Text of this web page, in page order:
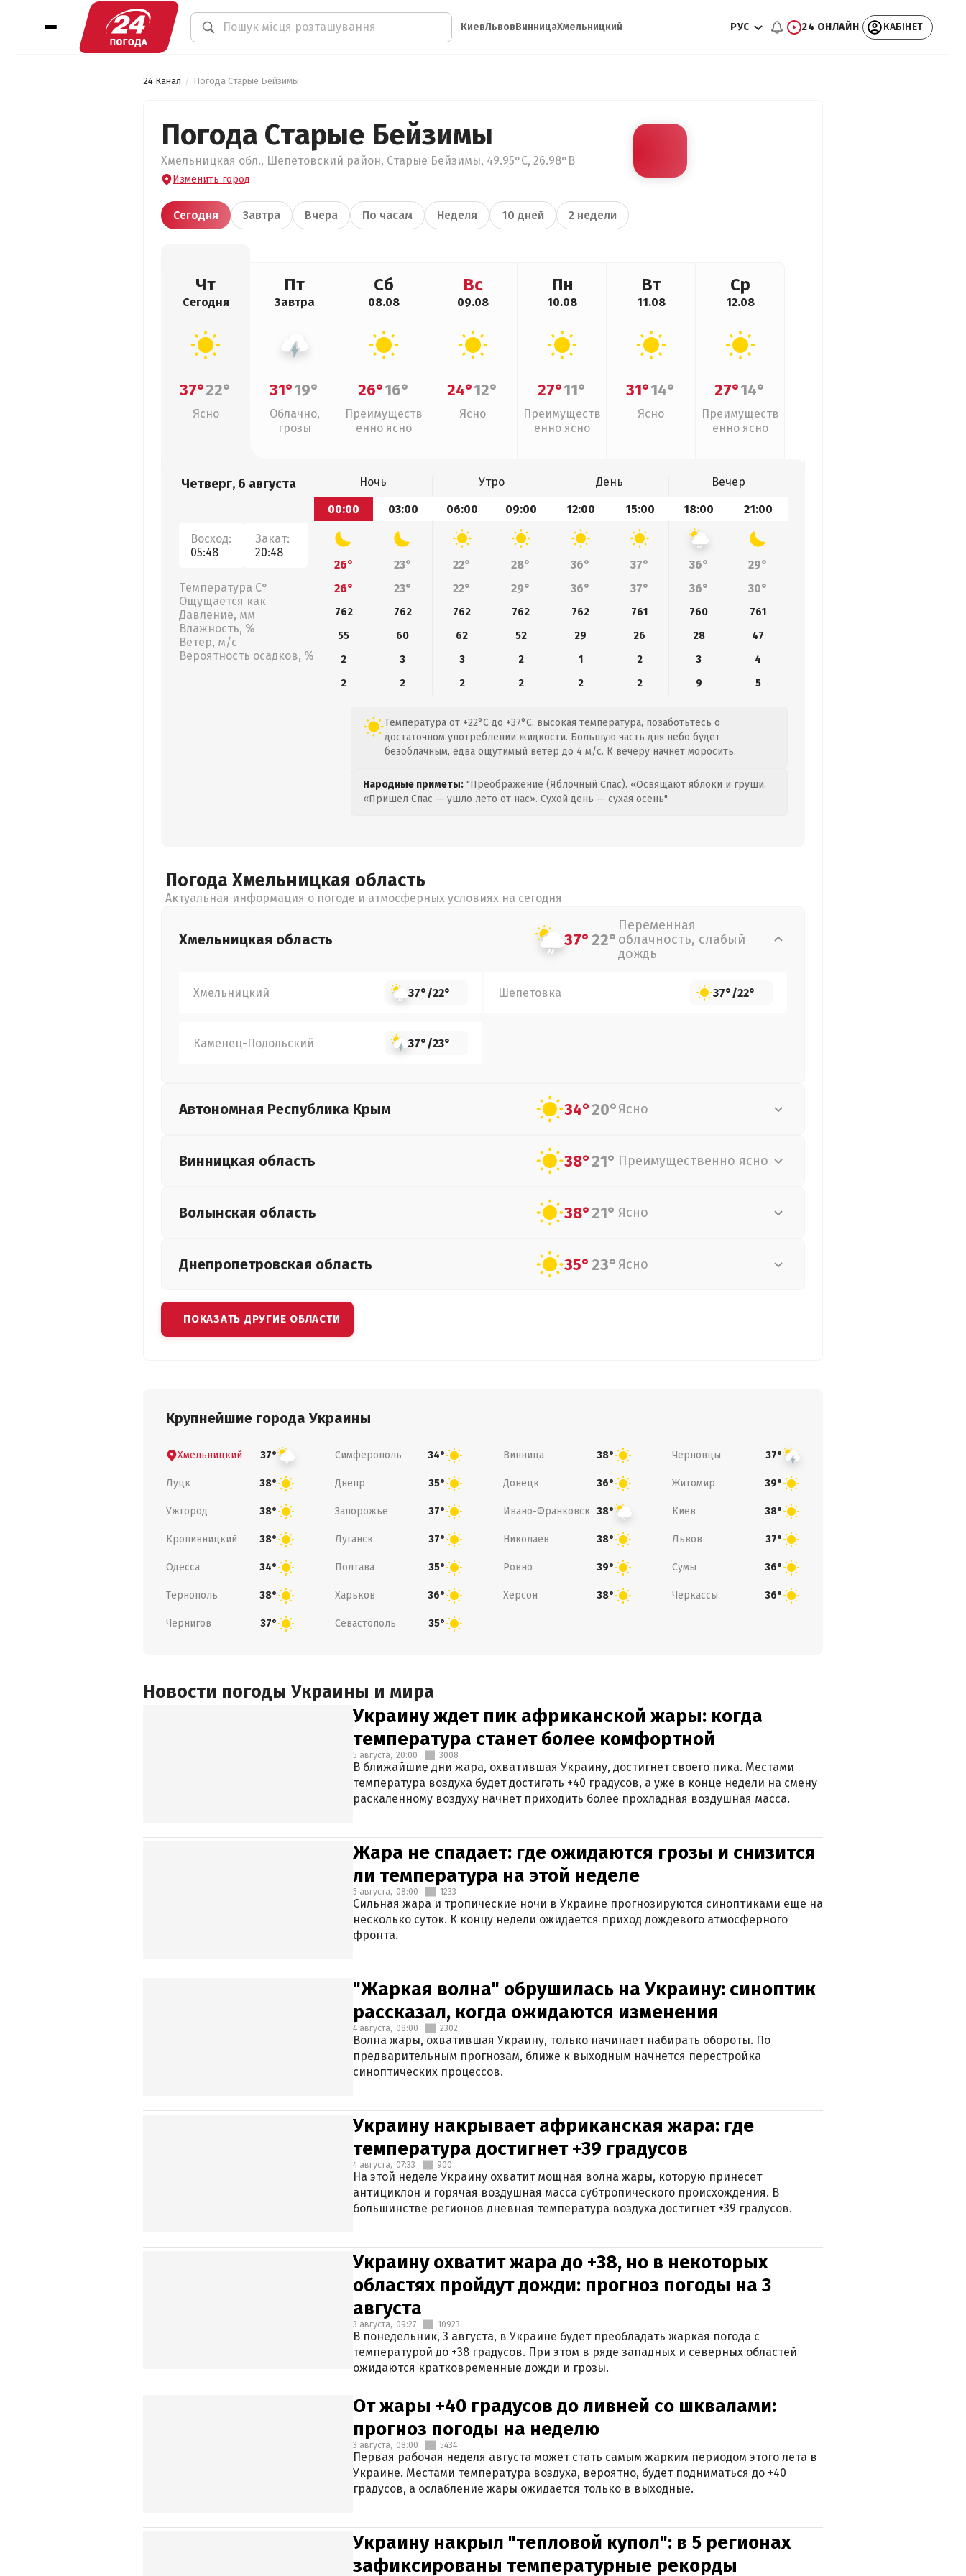
КиевЛьвовВинницаХмельницкий РУС 24 ОНЛАЙН КАБІНЕТ
24 Канал Погода Старые Бейзимы
Погода Старые Бейзимы
Хмельницкая обл., Шепетовский район, Старые Бейзимы, 49.95°С, 26.98°В
Изменить город
Сегодня Завтра Вчера По часам Неделя 10 дней 2 недели
Чт
Сегодня
37°22°
Ясно
Пт
Завтра
31°19°
Облачно,
грозы
Сб
08.08
26°16°
Преимуществ
енно ясно
Вс
09.08
24°12°
Ясно
Пн
10.08
27°11°
Преимуществ
енно ясно
Вт
11.08
31°14°
Ясно
Ср
12.08
27°14°
Преимуществ
енно ясно
Четверг, 6 августа
Восход:
05:48
Закат:
20:48
Температура С°
Ощущается как
Давление, мм
Влажность, %
Ветер, м/с
Вероятность осадков, %
Ночь Утро День
Вечер
00:00
03:00 06:00 09:00 12:00 15:00 18:00 21:00
26° 23° 22° 28° 36° 37° 36°
29°
26°
23° 22° 29° 36° 37° 36° 30°
762 762 762 762 762 761 760
761
55
60 62 52 29 26 28
47
2
3 3 2 1 2 3
4
2
2 2 2 2 2 9 5
Температура от +22°C до +37°C, высокая температура, позаботьтесь о
достаточном употреблении жидкости. Большую часть дня небо будет
безоблачным, едва ощутимый ветер до 4 м/с. К вечеру начнет моросить.
Народные приметы: "Преображение (Яблочный Спас). «Освящают яблоки и груши.
«Пришел Спас — ушло лето от нас». Сухой день — сухая осень"
Погода Хмельницкая область
Актуальная информация о погоде и атмосферных условиях на сегодня
Хмельницкая область 37°22°
Переменная
облачность, слабый
дождь
Хмельницкий 37°/22° Шепетовка 37°/22°
Каменец-Подольский 37°/23°
Автономная Республика Крым 34°20°Ясно
Винницкая область 38°21° Преимущественно ясно
Волынская область 38°21° Ясно
Днепропетровская область 35°23° Ясно
ПОКАЗАТЬ ДРУГИЕ ОБЛАСТИ
Крупнейшие города Украины
Хмельницкий 37° Симферополь 34° Винница 38° Черновцы 37°
Луцк 38° Днепр 35° Донецк 36° Житомир 39°
Ужгород 38° Запорожье 37° Ивано-Франковск 38° Киев 38°
Кропивницкий 38° Луганск 37° Николаев 38° Львов 37°
Одесса 34° Полтава 35° Ровно 39° Сумы 36°
Тернополь 38° Харьков 36° Херсон 38° Черкассы 36°
Чернигов 37° Севастополь 35°
Новости погоды Украины и мира
Украину ждет пик африканской жары: когда
температура станет более комфортной
5 августа, 20:00 3008
В ближайшие дни жара, охватившая Украину, достигнет своего пика. Местами
температура воздуха будет достигать +40 градусов, а уже в конце недели на смену
раскаленному воздуху начнет приходить более прохладная воздушная масса.
Жара не спадает: где ожидаются грозы и снизится
ли температура на этой неделе
5 августа, 08:00 1233
Сильная жара и тропические ночи в Украине прогнозируются синоптиками еще на
несколько суток. К концу недели ожидается приход дождевого атмосферного
фронта.
"Жаркая волна" обрушилась на Украину: синоптик
рассказал, когда ожидаются изменения
4 августа, 08:00 2302
Волна жары, охватившая Украину, только начинает набирать обороты. По
предварительным прогнозам, ближе к выходным начнется перестройка
синоптических процессов.
Украину накрывает африканская жара: где
температура достигнет +39 градусов
4 августа, 07:33 900
На этой неделе Украину охватит мощная волна жары, которую принесет
антициклон и горячая воздушная масса субтропического происхождения. В
большинстве регионов дневная температура воздуха достигнет +39 градусов.
Украину охватит жара до +38, но в некоторых
областях пройдут дожди: прогноз погоды на 3
августа
3 августа, 09:27 10923
В понедельник, 3 августа, в Украине будет преобладать жаркая погода с
температурой до +38 градусов. При этом в ряде западных и северных областей
ожидаются кратковременные дожди и грозы.
От жары +40 градусов до ливней со шквалами:
прогноз погоды на неделю
3 августа, 08:00 5434
Первая рабочая неделя августа может стать самым жарким периодом этого лета в
Украине. Местами температура воздуха, вероятно, будет подниматься до +40
градусов, а ослабление жары ожидается только в выходные.
Украину накрыл "тепловой купол": в 5 регионах
зафиксированы температурные рекорды